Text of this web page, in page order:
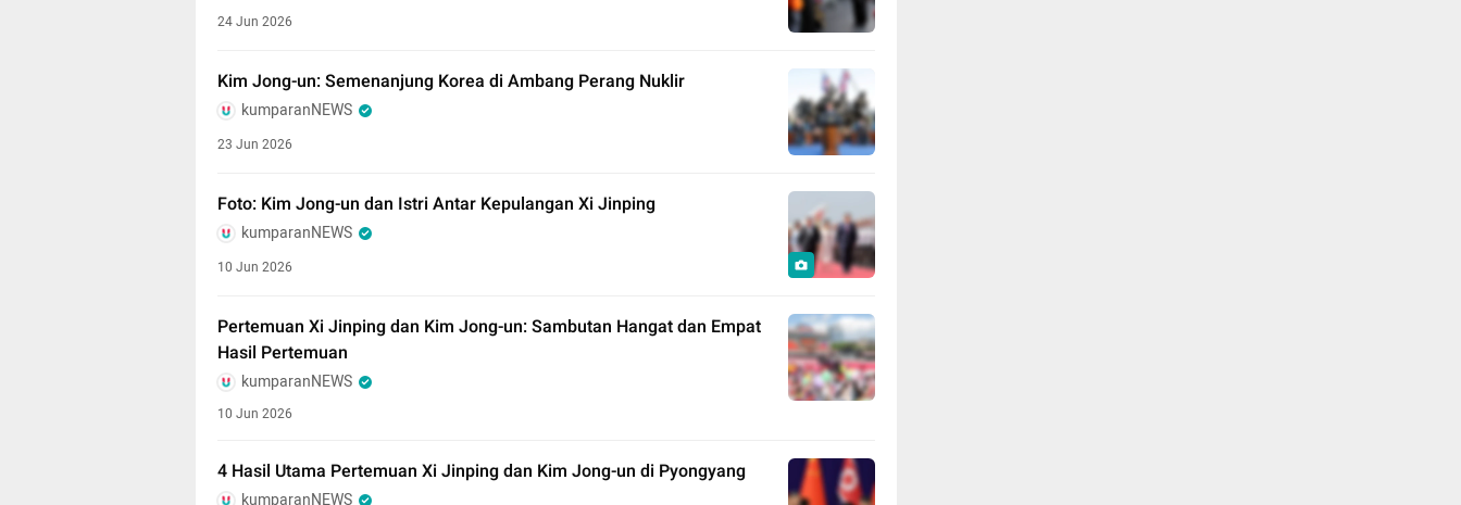
24 Jun 2026
Kim Jong-un: Semenanjung Korea di Ambang Perang Nuklir
kumparanNEWS
23 Jun 2026
Foto: Kim Jong-un dan Istri Antar Kepulangan Xi Jinping
kumparanNEWS
10 Jun 2026
Pertemuan Xi Jinping dan Kim Jong-un: Sambutan Hangat dan Empat
Hasil Pertemuan
kumparanNEWS
10 Jun 2026
4 Hasil Utama Pertemuan Xi Jinping dan Kim Jong-un di Pyongyang
kumparanNEWS